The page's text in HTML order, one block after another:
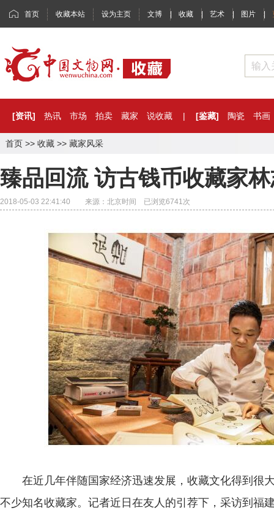
首页 收藏本站 设为主页 文博 | 收藏 | 艺术 | 图片 |
[资讯] 热讯 市场 拍卖 藏家 说收藏 | [鉴藏] 陶瓷 书画
首页 >> 收藏 >> 藏家风采
臻品回流 访古钱币收藏家
2018-05-03 22:41:40 来源：北京时间 已浏览6741次
在近几年伴随国家经济迅速发展，收藏文化得到很
不少知名收藏家。记者近日在友人的引荐下，采访到福